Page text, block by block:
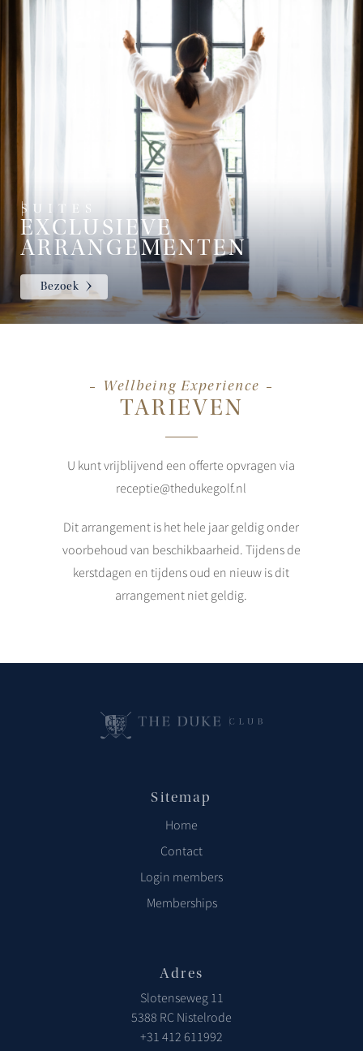
EXCLUSIEVE
ARRANGEMENTEN
Bezoek
Wellbeing Experience
TARIEVEN
U kunt vrijblijvend een offerte opvragen via
receptie@thedukegolf.nl
Dit arrangement is het hele jaar geldig onder
voorbehoud van beschikbaarheid. Tijdens de
kerstdagen en tijdens oud en nieuw is dit
arrangement niet geldig.
Sitemap
Home
Contact
Login members
Memberships
Adres
Slotenseweg 11
5388 RC Nistelrode
+31 412 611992